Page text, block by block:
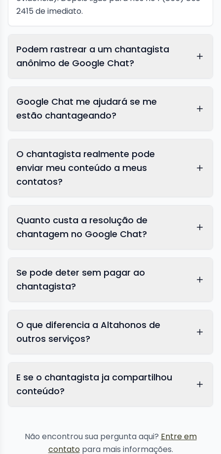
2415 de imediato.
Podem rastrear a um chantagista
anônimo de Google Chat?
Google Chat me ajudará se me
estão chantageando?
O chantagista realmente pode
enviar meu conteúdo a meus
contatos?
Quanto custa a resolução de
chantagem no Google Chat?
Se pode deter sem pagar ao
chantagista?
O que diferencia a Altahonos de
outros serviços?
E se o chantagista ja compartilhou
conteúdo?
Não encontrou sua pergunta aqui? Entre em
contato para mais informações.